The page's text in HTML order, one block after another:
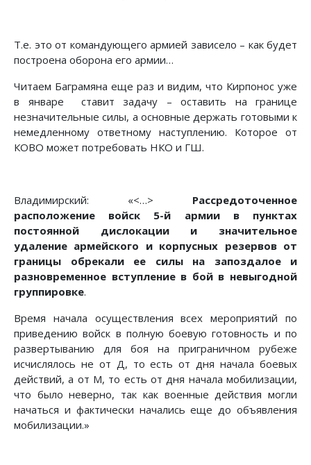
Т.е. это от командующего армией зависело – как будет
построена оборона его армии…
Читаем Баграмяна еще раз и видим, что Кирпонос уже
в январе ставит задачу – оставить на границе
незначительные силы, а основные держать готовыми к
немедленному ответному наступлению. Которое от
КОВО может потребовать НКО и ГШ.
Владимирский: «<…> Рассредоточенное
расположение войск 5-й армии в пунктах
постоянной дислокации и значительное
удаление армейского и корпусных резервов от
границы обрекали ее силы на запоздалое и
разновременное вступление в бой в невыгодной
группировке.
Время начала осуществления всех мероприятий по
приведению войск в полную боевую готовность и по
развертыванию для боя на приграничном рубеже
исчислялось не от Д, то есть от дня начала боевых
действий, а от М, то есть от дня начала мобилизации,
что было неверно, так как военные действия могли
начаться и фактически начались еще до объявления
мобилизации.»